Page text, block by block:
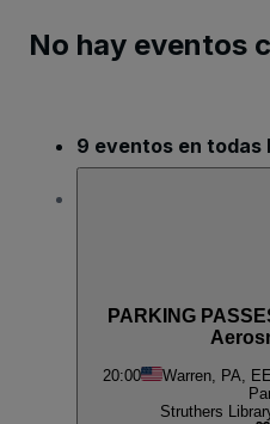
No hay eventos
9 eventos en todas
PARKING
20:00 Warren, PA,
Struthers